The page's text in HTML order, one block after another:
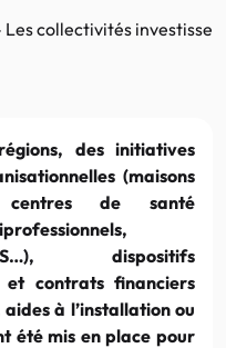
Les collectivités
des initiatives
(maisons
de santé
dispositifs
et contrats financiers
à l’installation ou
été mis en place pour